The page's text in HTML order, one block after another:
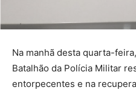
Na manhã desta quarta-
Batalhão da Polícia Militar
entorpecentes e na